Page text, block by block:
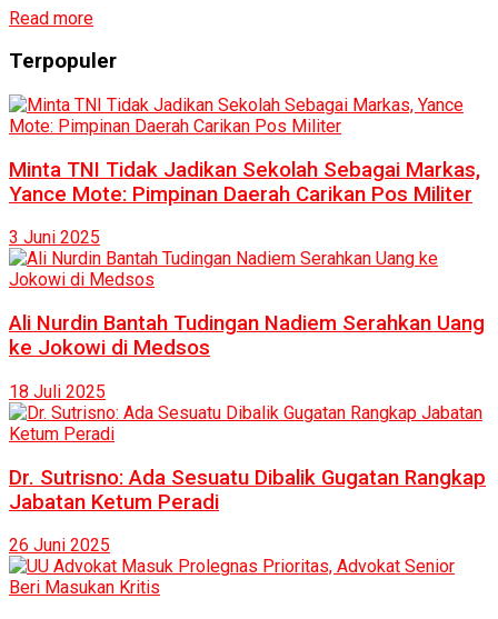
Read more
Terpopuler
Minta TNI Tidak Jadikan Sekolah Sebagai Markas,
Yance Mote: Pimpinan Daerah Carikan Pos Militer
3 Juni 2025
Ali Nurdin Bantah Tudingan Nadiem Serahkan Uang
ke Jokowi di Medsos
18 Juli 2025
Dr. Sutrisno: Ada Sesuatu Dibalik Gugatan Rangkap
Jabatan Ketum Peradi
26 Juni 2025